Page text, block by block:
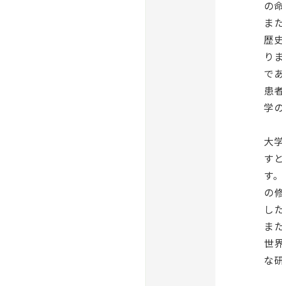
の
ま
歴
り
で
患
学
大
す
す
の
し
ま
世
な